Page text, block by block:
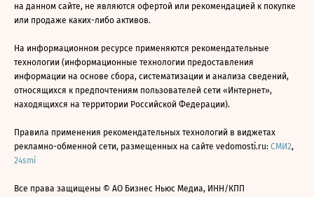
на данном сайте, не являются офертой или рекомендацией к покупке
или продаже каких-либо активов.
На информационном ресурсе применяются рекомендательные
технологии (информационные технологии предоставления
информации на основе сбора, систематизации и анализа сведений,
относящихся к предпочтениям пользователей сети «Интернет»,
находящихся на территории Российской Федерации).
Правила применения рекомендательных технологий в виджетах
рекламно-обменной сети, размещенных на сайте vedomosti.ru: СМИ2,
24smi
Все права защищены © АО Бизнес Ньюс Медиа, ИНН/КПП